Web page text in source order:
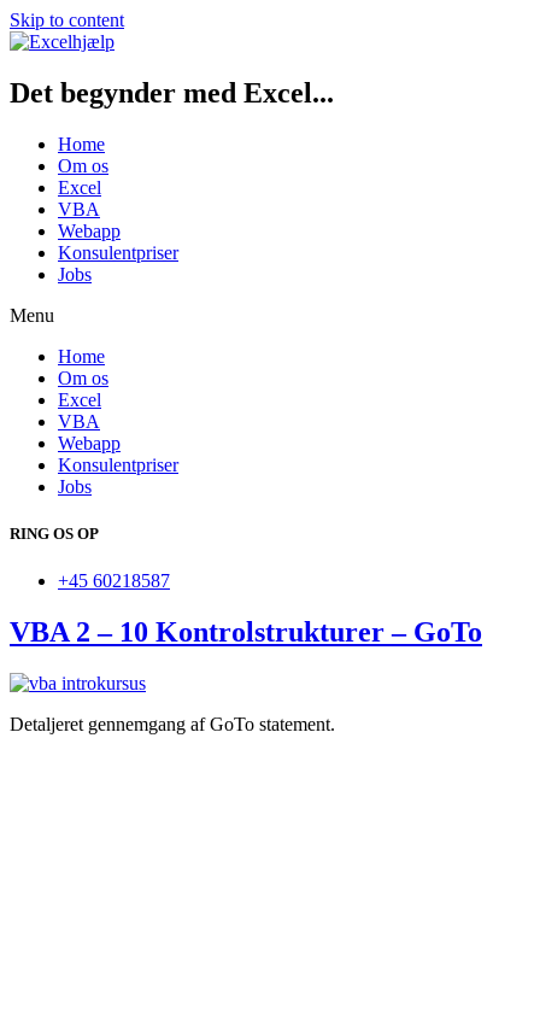
Skip to content
Det begynder med Excel...
Home
Om os
Excel
VBA
Webapp
Konsulentpriser
Jobs
Menu
Home
Om os
Excel
VBA
Webapp
Konsulentpriser
Jobs
RING OS OP
+45 60218587
VBA 2 – 10 Kontrolstrukturer – GoTo
Detaljeret gennemgang af GoTo statement.